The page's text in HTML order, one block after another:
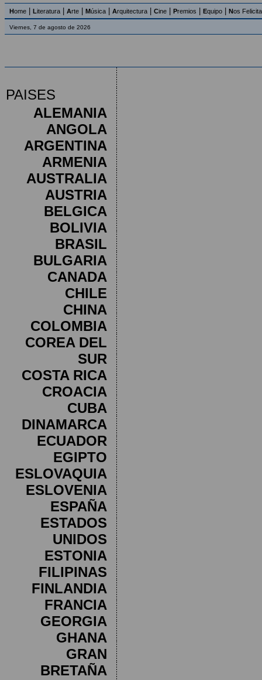
Home Literatura Arte Música Arquitectura Cine Premios Equipo Nos
Viernes, 7 de agosto de 2026
PAISES
ALEMANIA
ANGOLA
ARGENTINA
ARMENIA
AUSTRALIA
AUSTRIA
BELGICA
BOLIVIA
BRASIL
BULGARIA
CANADA
CHILE
CHINA
COLOMBIA
COREA DEL
SUR
COSTA RICA
CROACIA
CUBA
DINAMARCA
ECUADOR
EGIPTO
ESLOVAQUIA
ESLOVENIA
ESPAÑA
ESTADOS
UNIDOS
ESTONIA
FILIPINAS
FINLANDIA
FRANCIA
GEORGIA
GHANA
GRAN
BRETAÑA